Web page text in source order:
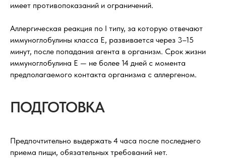
имеет противопоказаний и ограничений.
Аллергическая реакция по I типу, за которую отвечают
иммуноглобулины класса Е, развивается через 3–15
минут, после попадания агента в организм. Срок жизни
иммуноглобулина Е — не более 14 дней с момента
предполагаемого контакта организма с аллергеном.
ПОДГОТОВКА
Предпочтительно выдержать 4 часа после последнего
приема пищи, обязательных требований нет.